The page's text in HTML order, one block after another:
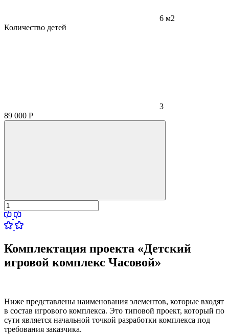
6 м2
Количество детей
3
89 000 Р
Комплектация проекта «Детский
игровой комплекс Часовой»
Ниже представлены наименования элементов, которые входят
в состав игрового комплекса. Это типовой проект, который по
сути является начальной точкой разработки комплекса под
требования заказчика.